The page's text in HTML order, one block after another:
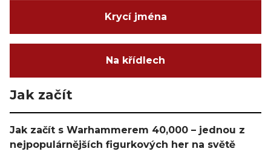
Krycí jména
Na křídlech
Jak začít
Jak začít s Warhammerem 40,000 – jednou z
nejpopulárnějších figurkových her na světě